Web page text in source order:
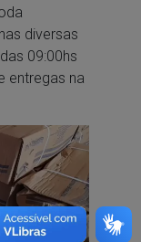
diversas
09:00hs
entregas na